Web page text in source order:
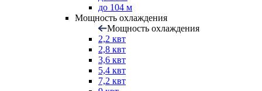
до 104 м
Мощность охлаждения
Мощность охлаждения
2,2 квт
2,8 квт
3,6 квт
5,4 квт
7,2 квт